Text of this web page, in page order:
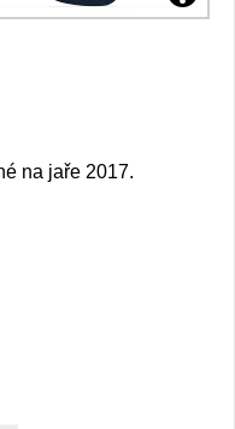
na jaře 2017.